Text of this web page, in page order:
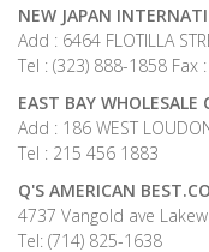
NEW JAPAN
Add : 6464 FLOTILLA
Tel : (323) 888-1858 Fax
EAST BAY WHOLESALE
Add : 186 WEST
Tel : 215 456 1883
Q'S AMERICAN BEST.CO
4737 Vangold ave
Tel: (714) 825-1638